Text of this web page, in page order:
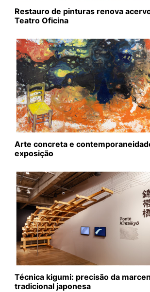
Restauro de pinturas renova
Teatro Oficina
Arte concreta e
exposição
Técnica kigumi: precisão da
tradicional japonesa